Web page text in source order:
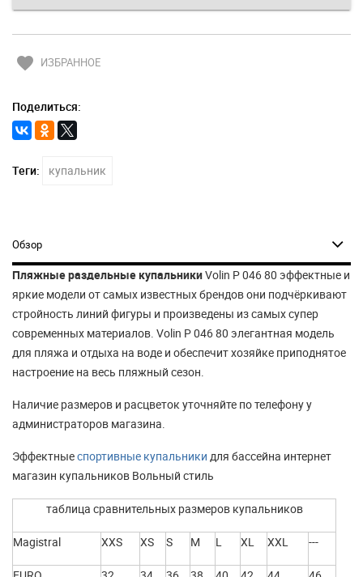
favorite ИЗБРАННОЕ
Поделиться:
Теги: купальник
Обзор
Пляжные раздельные купальникиVolin P 046 80 эффектные и
яркие модели от самых известных брендов они подчёркивают
стройность линий фигуры и произведены из самых супер
современных материалов. Volin P 046 80 элегантная модель
для пляжа и отдыха на воде и обеспечит хозяйке приподнятое
настроение на весь пляжный сезон.
Наличие размеров и расцветок уточняйте по телефону у
администраторов магазина.
Эффектныеспортивные купальники для бассейна интернет
магазин купальников Вольный стиль
таблица сравнительных размеров купальников
Magistral XXS XS S M L XL XXL ---